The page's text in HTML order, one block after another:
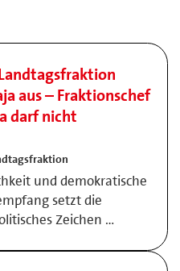
aus – Fraktionschef
darf nicht
und demokratische
setzt die
Zeichen …